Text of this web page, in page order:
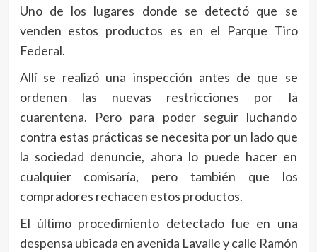
Uno de los lugares donde se detectó que se
venden estos productos es en el Parque Tiro
Federal.
Allí se realizó una inspección antes de que se
ordenen las nuevas restricciones por la
cuarentena. Pero para poder seguir luchando
contra estas prácticas se necesita por un lado que
la sociedad denuncie, ahora lo puede hacer en
cualquier comisaría, pero también que los
compradores rechacen estos productos.
El último procedimiento detectado fue en una
despensa ubicada en avenida Lavalle y calle Ramón